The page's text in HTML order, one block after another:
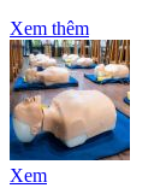
Xem thêm
Xem